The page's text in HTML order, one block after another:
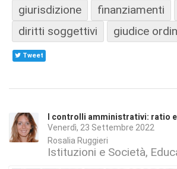
giurisdizione
finanziamenti
diritti soggettivi
giudice
Tweet
I controlli amministrativi: ratio
Venerdì, 23 Settembre 2022
Rosalia Ruggieri
Istituzioni e Società